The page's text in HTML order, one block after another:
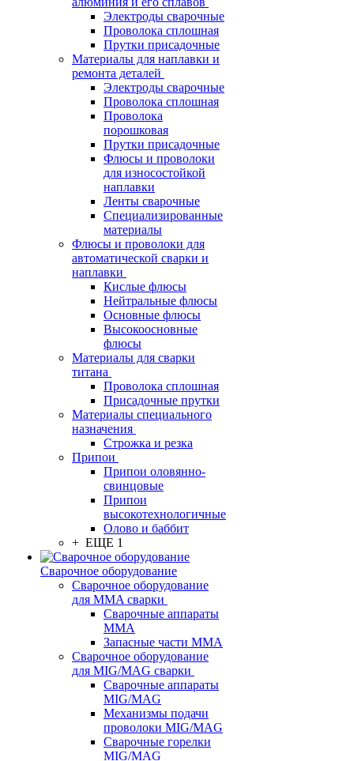
Электроды сварочные
Проволока сплошная
Прутки присадочные
Материалы для наплавки и
ремонта деталей
Электроды сварочные
Проволока сплошная
Проволока
порошковая
Прутки присадочные
Флюсы и проволоки
для износостойкой
наплавки
Ленты сварочные
Специализированные
материалы
Флюсы и проволоки для
автоматической сварки и
наплавки
Кислые флюсы
Нейтральные флюсы
Основные флюсы
Высокоосновные
флюсы
Материалы для сварки
титана
Проволока сплошная
Присадочные прутки
Материалы специального
назначения
Строжка и резка
Припои
Припои оловянно-
свинцовые
Припои
высокотехнологичные
Олово и баббит
+ ЕЩЕ 1
Сварочное оборудование
Сварочное оборудование
для MMA сварки
Сварочные аппараты
MMA
Запасные части MMA
Сварочное оборудование
для MIG/MAG сварки
Сварочные аппараты
MIG/MAG
Механизмы подачи
проволоки MIG/MAG
Сварочные горелки
MIG/MAG